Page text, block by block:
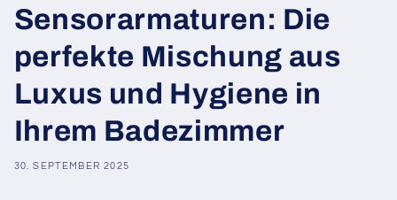
Sensorarmaturen: Die
perfekte Mischung aus
Luxus und Hygiene in
Ihrem Badezimmer
30. SEPTEMBER 2025